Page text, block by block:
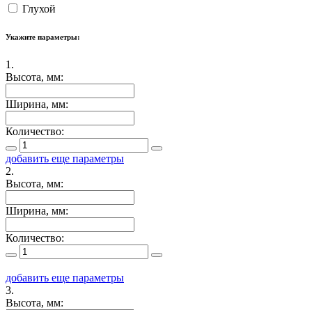
Глухой
Укажите параметры:
1.
Высота, мм:
Ширина, мм:
Количество:
добавить еще параметры
2.
Высота, мм:
Ширина, мм:
Количество:
добавить еще параметры
3.
Высота, мм: